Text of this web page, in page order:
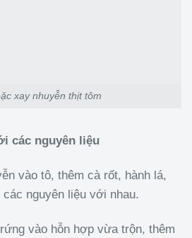
xay nhuyễn thịt tôm
các nguyên liệu
vào tô, thêm cà rốt, hành lá,
nguyên liệu với nhau.
vào hỗn hợp vừa trộn, thêm